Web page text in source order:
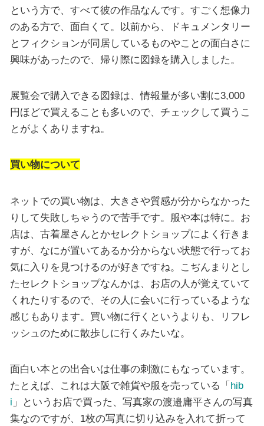
という方で、すべて彼の作品なんです。すごく想像力
のある方で、面白くて。以前から、ドキュメンタリー
とフィクションが同居しているものやことの面白さに
興味があったので、帰り際に図録を購入しました。
展覧会で購入できる図録は、情報量が多い割に3,000
円ほどで買えることも多いので、チェックして買うこ
とがよくありますね。
買い物について
ネットでの買い物は、大きさや質感が分からなかった
りして失敗しちゃうので苦手です。服や本は特に。お
店は、古着屋さんとかセレクトショップによく行きま
すが、なにが置いてあるか分からない状態で行ってお
気に入りを見つけるのが好きですね。こぢんまりとし
たセレクトショップなんかは、お店の人が覚えていて
くれたりするので、その人に会いに行っているような
感じもあります。買い物に行くというよりも、リフレ
ッシュのために散歩しに行くみたいな。
面白い本との出合いは仕事の刺激にもなっています。
たとえば、これは大阪で雑貨や服を売っている「 hib
i 」というお店で買った、写真家の渡邉庸平さんの写真
集なのですが、1枚の写真に切り込みを入れて折って